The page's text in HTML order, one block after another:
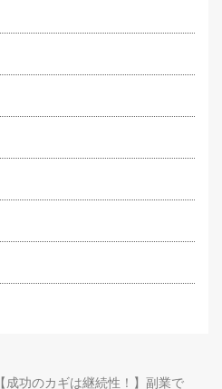
【成功のカギは継続性！】副業で